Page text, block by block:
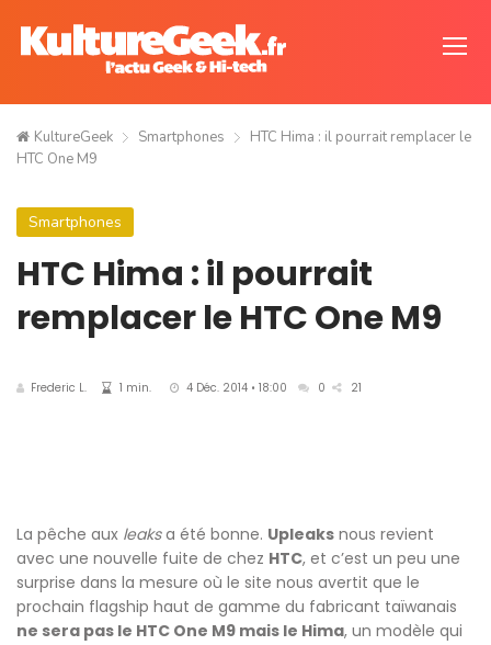
KultureGeek Smartphones
HTC Hima : il pourrait remplacer le
HTC One M9
Smartphones
HTC Hima : il pourrait
remplacer le HTC One M9
Frederic L. 1 min. 4 Déc. 2014 • 18:00 0 21
La pêche aux leaksa été bonne. Upleaks nous revient
avec une nouvelle fuite de chez HTC, et c’est un peu une
surprise dans la mesure où le site nous avertit que le
prochain flagship haut de gamme du fabricant taïwanais
ne sera pas le HTC One M9 mais le Hima, un modèle qui